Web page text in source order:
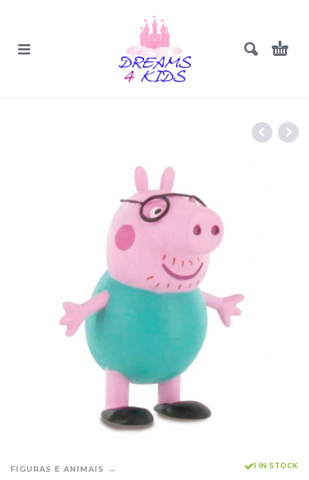
FIGURAS E ANIMAIS
1 IN STOCK